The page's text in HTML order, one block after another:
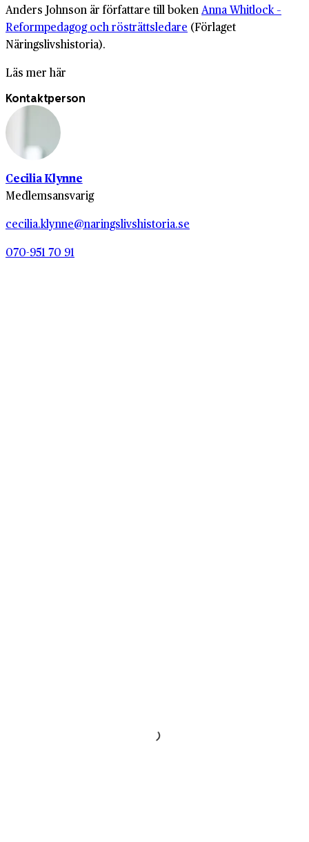
Anders Johnson är författare till bokenAnna Whitlock –
Reformpedagog och rösträttsledare (Förlaget
Näringslivshistoria).
Läs mer här
Kontaktperson
Cecilia Klynne
Medlemsansvarig
cecilia.klynne@naringslivshistoria.se
070-951 70 91